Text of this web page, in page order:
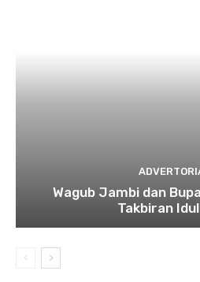
Wagub Jambi dan
Takbiran